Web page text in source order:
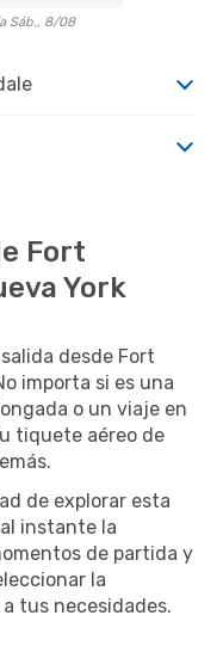
Sáb., 8/08
Fort
York
desde Fort
importa si es una
o un viaje en
tiquete aéreo de
de explorar esta
instante la
de partida y
la
tus necesidades.